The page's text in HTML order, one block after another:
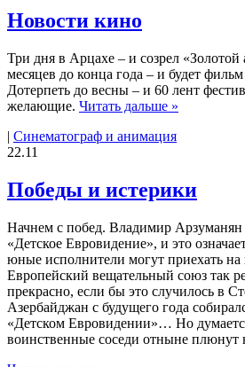
Новости кино
Три дня в Арцахе – и созрел «Золотой
месяцев до конца года – и будет
Дотерпеть до весны – и 60 лент
желающие. Читать дальше »
| Синематограф и анимация
22.11
Победы и истерики
Начнем с побед. Владимир
«Детское Евровидение», и это
юные исполнители могут приехать на
Европейский вещательный союз так
прекрасно, если бы это случилось в
Азербайджан с будущего года
«Детском Евровидении»… Но
воинственные соседи отныне плюнут